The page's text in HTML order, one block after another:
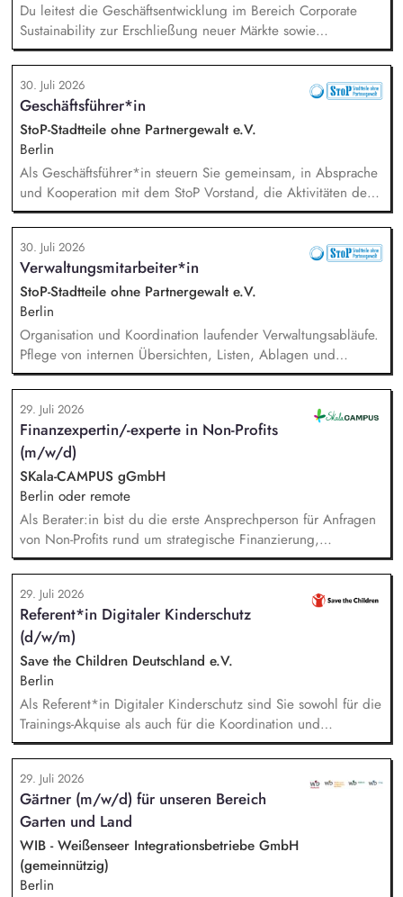
Du leitest die Geschäftsentwicklung im Bereich Corporate
Sustainability zur Erschließung neuer Märkte sowie
Entwicklung von Geschäftsmodellen. Dabei arbeitest du eng
mit einem bestehenden Team zusammen und entwickelst
dieses gemeinsam mit erfahrenen Projektleiter*innen weiter.
Zu Deinen Aufgaben gehören vor allem:
Strategieentwicklung: Entwurf und Umsetzung von
Wachstumsstrategie und Geschäftsmodellen, Trendanalysen:
Frühzeitige Identifikation von Branchen- und
Regulatoriktrends, Partnermanagement: Aufbau von
strategischen Partnerschaften, Kooperationen und
Netzwerken, Akquisition von Aufträgen, Neukunden und
Projekten.
30. Juli 2026
Geschäftsführer*in
StoP-Stadtteile ohne Partnergewalt e.V.
Berlin
Als Geschäftsführer*in steuern Sie gemeinsam, in Absprache
und Kooperation mit dem StoP Vorstand, die Aktivitäten der
Bundesfachstelle StoP. Im Einzelnen bedeutet das:
Projektmanagement und Verantwortung für die Umsetzung
des Gesamtprojektes, Gesamtsteuerung und Sicherstellung
des wirtschaftlichen Betriebes der Geschäftsstelle und des
Vereins (Finanzierung, Controlling), Akquise von
Fördermitteln und Spenden sowie Personalverantwortung für
die Bundesfachstelle mit 4 Mitarbeitenden.
30. Juli 2026
Verwaltungsmitarbeiter*in
StoP-Stadtteile ohne Partnergewalt e.V.
Berlin
Organisation und Koordination laufender Verwaltungsabläufe.
Pflege von internen Übersichten, Listen, Ablagen und
Dokumentationen. Verwaltung von Terminen, Fristen,
Anfragen und interner Kommunikation. Unterstützung bei der
Organisation von Veranstaltungen (online und in Präsenz).
Administrative Unterstützung der Vereinsarbeit, insbesondere
bei der Verwaltung der Mitgliederdaten, Mitgliedsbeiträge,
Vereinsregister und bei der Organisation von
Vereinsgremien.
29. Juli 2026
Finanzexpertin/-experte in Non-Profits
(m/w/d)
SKala-CAMPUS gGmbH
Berlin oder remote
Als Berater:in bist du die erste Ansprechperson für Anfragen
von Non-Profits rund um strategische Finanzierung,
Finanzmanagement und Fundraising. Dabei entwickelst du
den gesamten Prozess von der Anfrage über
Angebotserstellung bis zur eigenverantwortlichen Umsetzung.
Auf Basis der jeweiligen Herausforderungen entwickelst du
passgenaue Beratungsprozesse und berätst Organisationen zu
zentralen Fragen ihrer finanziellen Steuerung und
strategischen Weiterentwicklung.
29. Juli 2026
Referent*in Digitaler Kinderschutz
(d/w/m)
Save the Children Deutschland e.V.
Berlin
Als Referent*in Digitaler Kinderschutz sind Sie sowohl für die
Trainings-Akquise als auch für die Koordination und
Durchführung von ca. zweistündigen Workshops
verantwortlich. Identifikation, Ansprache und Akquise von
Institutionen und Organisationen für Trainings zum sensiblen
Umgang mit Kinderfotos und -videos (z. B. Kitas, Schulen,
Sportvereine und -verbände, Jugendverbände,
Kinder-/Jugendreiseveranstalter). Eigenständige Konzeption
und Durchführung zielgruppengerechter Trainings in
digitalen Formaten sowie in Präsenz bei Auftraggebern.
29. Juli 2026
Gärtner (m/w/d) für unseren Bereich
Garten und Land
WIB - Weißenseer Integrationsbetriebe GmbH
(gemeinnützig)
Berlin